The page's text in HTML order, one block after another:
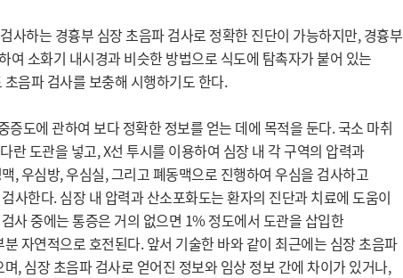
사하는 경흉부 심장 초음파 검사로 정확한 진단이 가능하지만, 경흉부
소화기 내시경과 비슷한 방법으로 식도에 탐촉자가 붙어 있는
음파 검사를 보충해 시행하기도 한다.
도에 관하여 보다 정확한 정보를 얻는 데에 목적을 둔다. 국소 마취
도관을 넣고, X선 투시를 이용하여 심장 내 각 구역의 압력과
, 우심방, 우심실, 그리고 폐동맥으로 진행하여 우심을 검사하고
사한다. 심장 내 압력과 산소포화도는 환자의 진단과 치료에 도움이
사 중에는 통증은 거의 없으면 1% 정도에서 도관을 삽입한
자연적으로 호전된다. 앞서 기술한 바와 같이 최근에는 심장 초음파
, 심장 초음파 검사로 얻어진 정보와 임상 정보 간에 차이가 있거나,